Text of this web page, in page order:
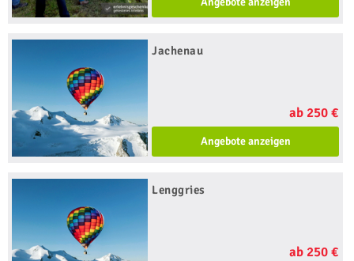
Jachenau
ab 250 €
Angebote anzeigen
Lenggries
ab 250 €